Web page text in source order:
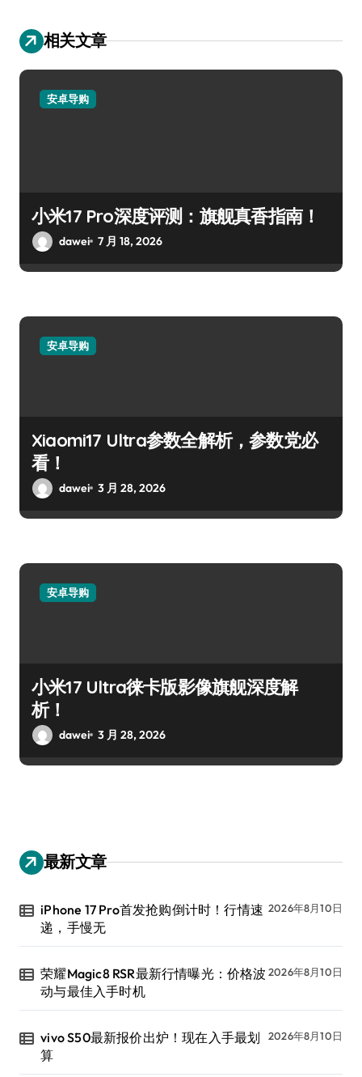
相关文章
安卓导购
小米17 Pro深度评测：旗舰真香指南！
dawei 7 月 18, 2026
安卓导购
Xiaomi17 Ultra参数全解析，参数党必
看！
dawei 3 月 28, 2026
安卓导购
小米17 Ultra徕卡版影像旗舰深度解
析！
dawei 3 月 28, 2026
最新文章
iPhone 17 Pro首发抢购倒计时！行情速
递，手慢无
2026年8月10日
荣耀Magic8 RSR最新行情曝光：价格波
动与最佳入手时机
2026年8月10日
vivo S50最新报价出炉！现在入手最划
算
2026年8月10日